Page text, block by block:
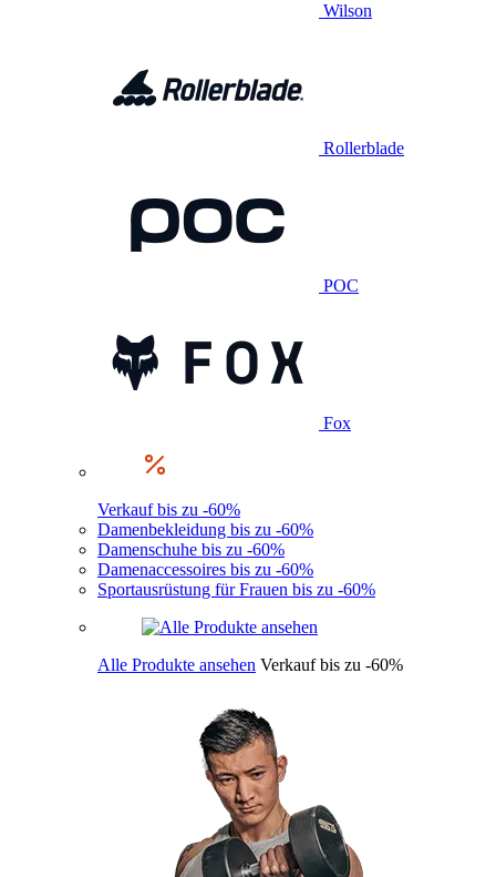
Wilson
Rollerblade
POC
Fox
Verkauf bis zu -60%
Damenbekleidung bis zu -60%
Damenschuhe bis zu -60%
Damenaccessoires bis zu -60%
Sportausrüstung für Frauen bis zu -60%
Alle Produkte ansehen Verkauf bis zu -60%